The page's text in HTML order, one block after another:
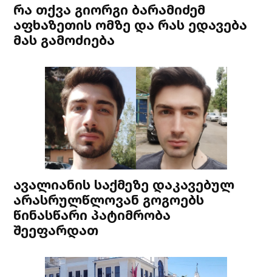
რა თქვა გიორგი ბარამიძემ
აფხაზეთის ომზე და რას ედავება
მას გამოძიება
ავალიანის საქმეზე დაკავებულ
არასრულწლოვან გოგოებს
წინასწარი პატიმრობა
შეეფარდათ